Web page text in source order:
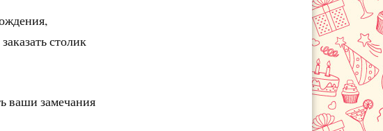
столик
ваши замечания